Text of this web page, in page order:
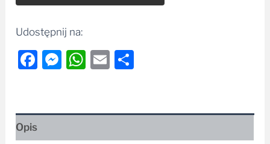
Udostępnij na:
Facebook
Messenger
WhatsApp
Email
Opis